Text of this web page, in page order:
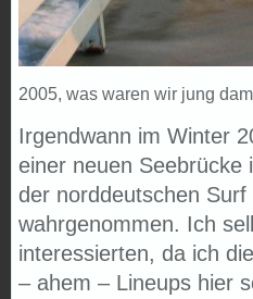
2005, was waren wir jung
Irgendwann im Winter
einer neuen Seebrücke
der norddeutschen
wahrgenommen. Ich
interessierten, da ich
– ahem – Lineups hier